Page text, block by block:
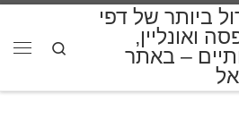
ביותר של דפי
ואונליין,
– באתר
Search